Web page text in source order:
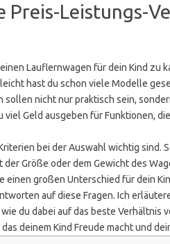
Preis-Leistungs-
Lauflernwagen für dein Kind zu
hast du schon viele Modelle
sollen nicht nur praktisch sein,
Geld ausgeben für Funktionen,
bei der Auswahl wichtig sind.
Größe oder dem Gewicht des
einen großen Unterschied für dein
auf diese Fragen. Ich
du dabei auf das beste Verhältnis
deinem Kind Freude macht und